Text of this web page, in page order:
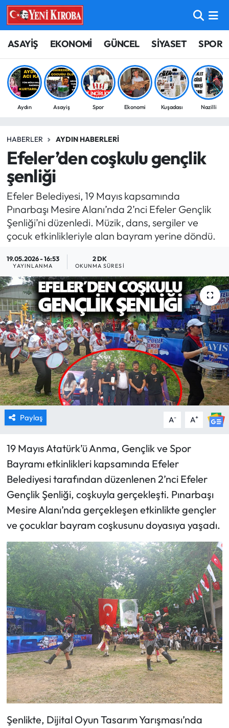
ASAYİŞ EKONOMİ GÜNCEL SİYASET SPOR
Aydın Asayiş Spor Ekonomi Kuşadası Nazilli
HABERLER AYDIN HABERLERI
Efeler’den coşkulu gençlik
şenliği
Efeler Belediyesi, 19 Mayıs kapsamında
Pınarbaşı Mesire Alanı’nda 2’nci Efeler Gençlik
Şenliği’ni düzenledi. Müzik, dans, sergiler ve
çocuk etkinlikleriyle alan bayram yerine döndü.
19.05.2026 - 16:53
YAYINLANMA
2 DK
OKUNMA SÜRESI
Paylaş A- A+
19 Mayıs Atatürk’ü Anma, Gençlik ve Spor
Bayramı etkinlikleri kapsamında Efeler
Belediyesi tarafından düzenlenen 2’nci Efeler
Gençlik Şenliği, coşkuyla gerçekleşti. Pınarbaşı
Mesire Alanı’nda gerçekleşen etkinlikte gençler
ve çocuklar bayram coşkusunu doyasıya yaşadı.
Şenlikte, Dijital Oyun Tasarım Yarışması’nda
ASAYİŞ
BİLİM-TEKNOLOJİ
ÇEVRE
EĞİTİM
EKONOMİ
GÜNCEL
GÜNDEM
SİYASET
SPOR
TARIM
TURİZM
YAŞAM
HABER İLAN
Aydın Nöbetçi Eczaneler
Aydın Hava Durumu
Aydin Namaz Vakitleri
Süper Lig Puan Durumu ve Fikstür
Tüm Manşetler
Son Dakika Haberleri
Haber Arşivi